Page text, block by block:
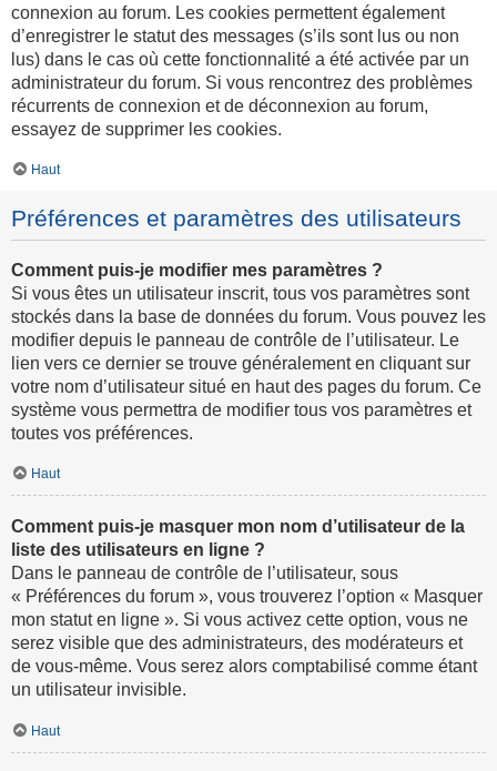
connexion au forum. Les cookies permettent également
d’enregistrer le statut des messages (s’ils sont lus ou non
lus) dans le cas où cette fonctionnalité a été activée par un
administrateur du forum. Si vous rencontrez des problèmes
récurrents de connexion et de déconnexion au forum,
essayez de supprimer les cookies.
Haut
Préférences et paramètres des utilisateurs
Comment puis-je modifier mes paramètres ?
Si vous êtes un utilisateur inscrit, tous vos paramètres sont
stockés dans la base de données du forum. Vous pouvez les
modifier depuis le panneau de contrôle de l’utilisateur. Le
lien vers ce dernier se trouve généralement en cliquant sur
votre nom d’utilisateur situé en haut des pages du forum. Ce
système vous permettra de modifier tous vos paramètres et
toutes vos préférences.
Haut
Comment puis-je masquer mon nom d’utilisateur de la
liste des utilisateurs en ligne ?
Dans le panneau de contrôle de l’utilisateur, sous
« Préférences du forum », vous trouverez l’option « Masquer
mon statut en ligne ». Si vous activez cette option, vous ne
serez visible que des administrateurs, des modérateurs et
de vous-même. Vous serez alors comptabilisé comme étant
un utilisateur invisible.
Haut